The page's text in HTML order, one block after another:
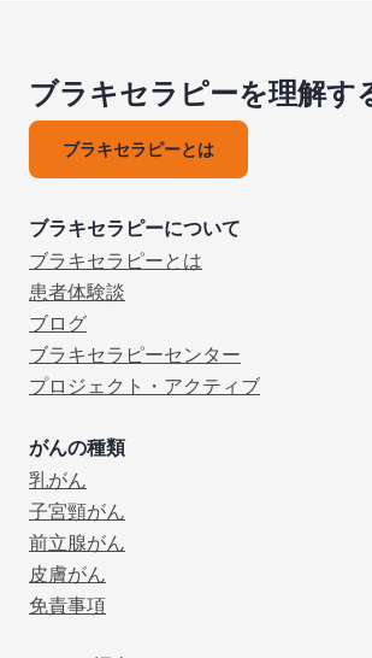
ブラキセラピーを理解す
ブラキセラピーとは
ブラキセラピーについて
ブラキセラピーとは
患者体験談
ブログ
ブラキセラピーセンター
プロジェクト・アクティブ
がんの種類
乳がん
子宮頸がん
前立腺がん
皮膚がん
免責事項